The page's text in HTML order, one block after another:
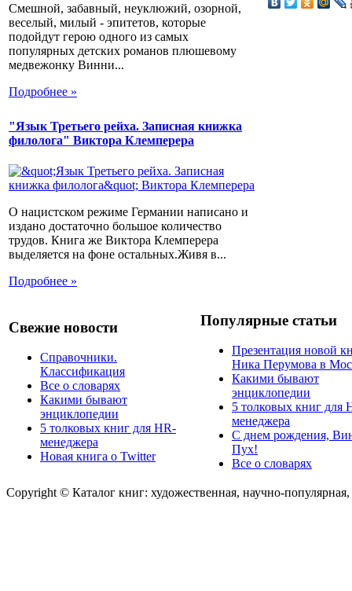
Смешной, забавный, неуклюжий, озорной,
веселый, милый - эпитетов, которые
подойдут герою одного из самых
популярных детских романов плюшевому
медвежонку Винни...
Подробнее »
"Язык Третьего рейха. Записная книжка
филолога" Виктора Клемперера
О нацистском режиме Германии написано и
издано достаточно большое количество
трудов. Книга же Виктора Клемперера
выделяется на фоне остальных.Живя в...
Подробнее »
Свежие новости
Справочники.
Классификация
Все о словарях
Какими бывают
энциклопедии
5 толковых книг для HR-
менеджера
Новая книга о Twitter
Популярные статьи
Презентация новой
Ника Перумова в
Какими бывают
энциклопедии
5 толковых книг для
менеджера
С днем рождения,
Пух!
Все о словарях
Copyright © Каталог книг: художественная, научно-